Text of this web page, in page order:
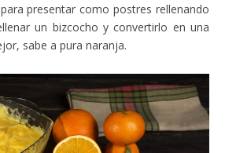
presentar como postres rellenando
un bizcocho y convertirlo en una
sabe a pura naranja.